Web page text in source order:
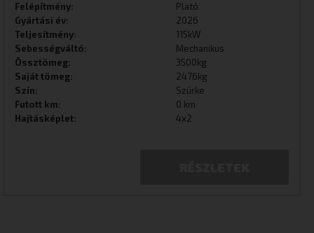
Felépítmény:
Plató
Gyártási év:
2026
Teljesítmény:
115kW
Sebességváltó:
Mechanikus
Össztömeg:
3500kg
Saját tömeg:
2476kg
Szín:
Szürke
Futott km:
0 km
Hajtásképlet:
4x2